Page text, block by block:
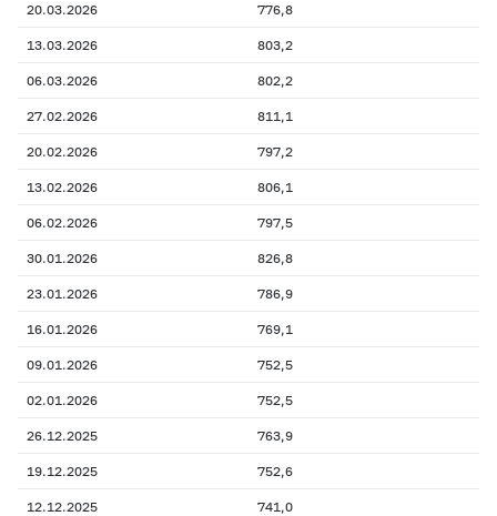
20.03.2026 776,8
13.03.2026 803,2
06.03.2026 802,2
27.02.2026 811,1
20.02.2026 797,2
13.02.2026 806,1
06.02.2026 797,5
30.01.2026 826,8
23.01.2026 786,9
16.01.2026 769,1
09.01.2026 752,5
02.01.2026 752,5
26.12.2025 763,9
19.12.2025 752,6
12.12.2025 741,0